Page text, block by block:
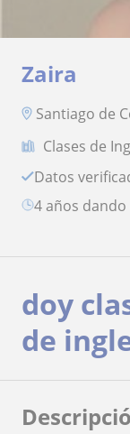
Zaira
Santiago de
Clases de
Datos
4 años
doy
de